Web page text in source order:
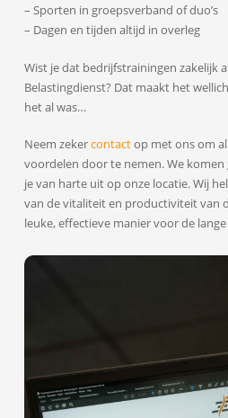
– Sporten in groepsverband of duo’s
– Dagen en tijden altijd in overleg
Wist je dat bedrijfstrainingen zakelijk
Belastingdienst? Dat maakt het
het al was…
Neem zekercontactop met ons om
voordelen door te nemen. We komen
je van harte uit op onze locatie. Wij
van de vitaliteit en productiviteit van
leuke, effectieve manier voor de